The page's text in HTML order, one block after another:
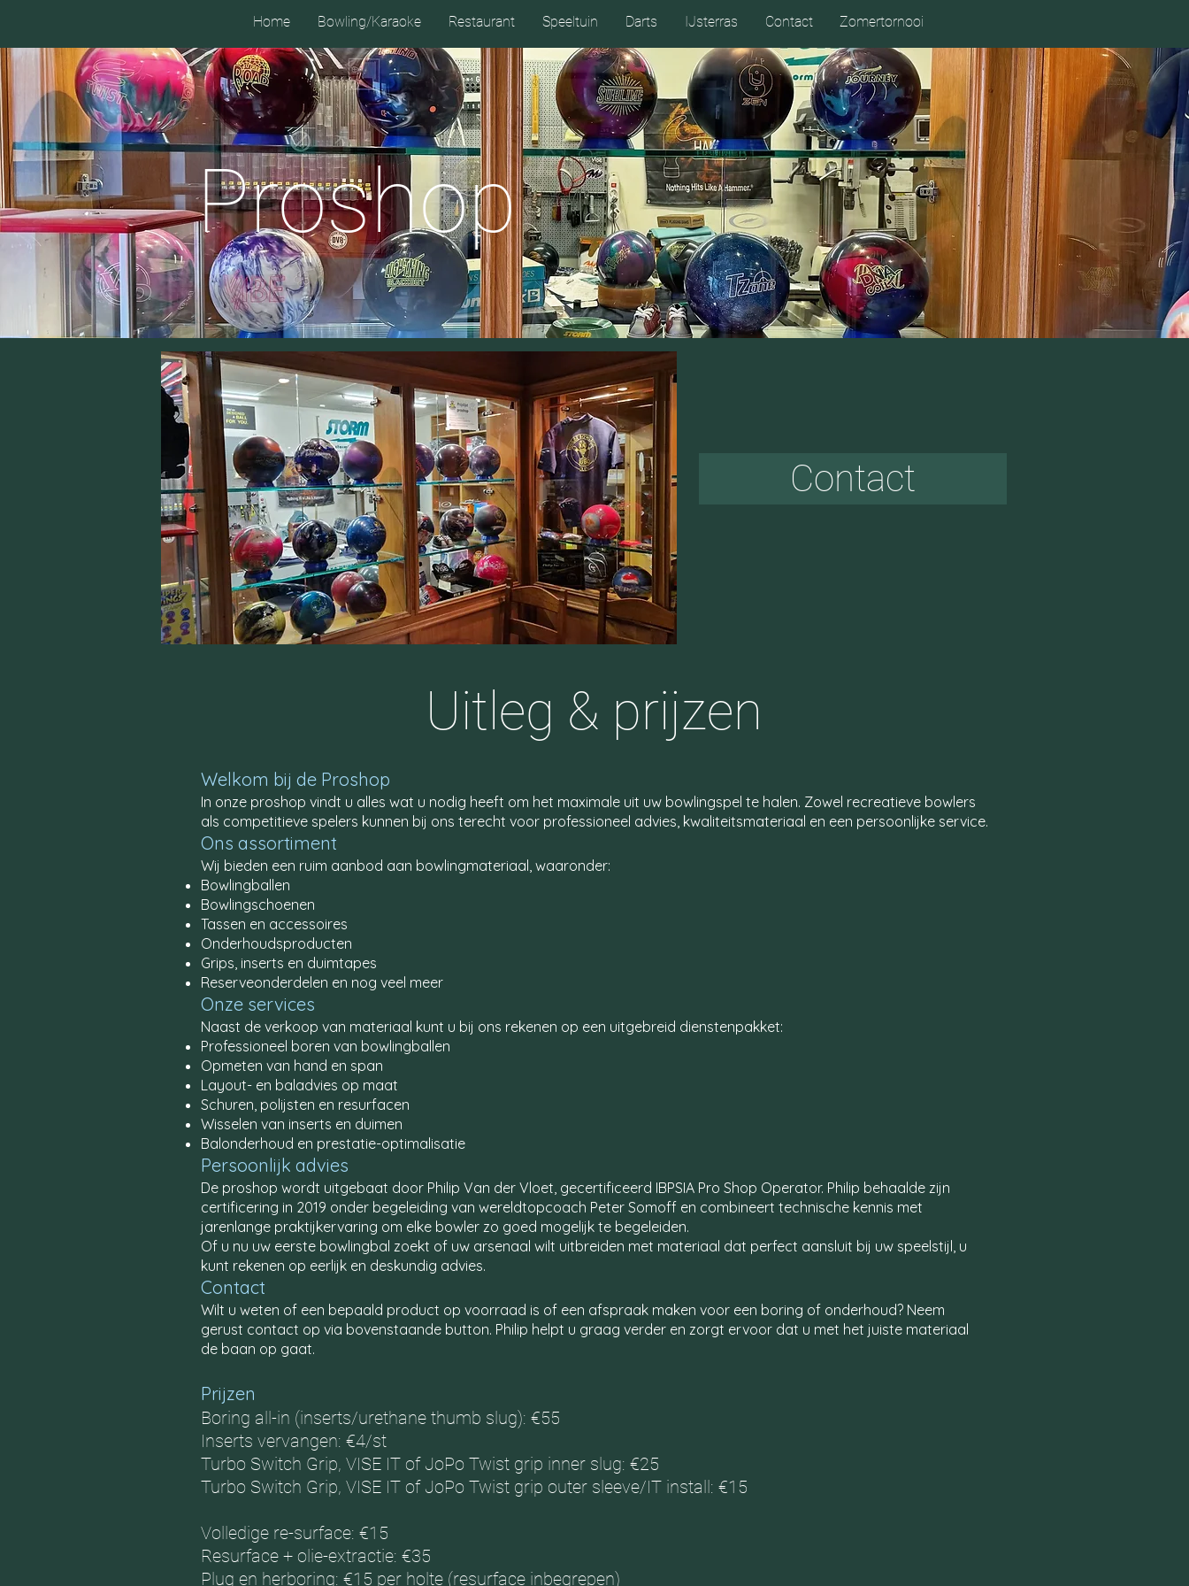
Home Bowling/Karaoke Restaurant Speeltuin Darts IJsterras Contact Zomertornooi
Proshop
Contact
Uitleg & prijzen
Welkom bij de Proshop
In onze proshop vindt u alles wat u nodig heeft om het maximale uit uw bowlingspel te halen. Zowel recreatieve bowlers
als competitieve spelers kunnen bij ons terecht voor professioneel advies, kwaliteitsmateriaal en een persoonlijke service.
Ons assortiment
Wij bieden een ruim aanbod aan bowlingmateriaal, waaronder:
Bowlingballen
Bowlingschoenen
Tassen en accessoires
Onderhoudsproducten
Grips, inserts en duimtapes
Reserveonderdelen en nog veel meer
Onze services
Naast de verkoop van materiaal kunt u bij ons rekenen op een uitgebreid dienstenpakket:
Professioneel boren van bowlingballen
Opmeten van hand en span
Layout- en baladvies op maat
Schuren, polijsten en resurfacen
Wisselen van inserts en duimen
Balonderhoud en prestatie-optimalisatie
Persoonlijk advies
De proshop wordt uitgebaat door Philip Van der Vloet, gecertificeerd IBPSIA Pro Shop Operator. Philip behaalde zijn
certificering in 2019 onder begeleiding van wereldtopcoach Peter Somoff en combineert technische kennis met
jarenlange praktijkervaring om elke bowler zo goed mogelijk te begeleiden.
Of u nu uw eerste bowlingbal zoekt of uw arsenaal wilt uitbreiden met materiaal dat perfect aansluit bij uw speelstijl, u
kunt rekenen op eerlijk en deskundig advies.
Contact
Wilt u weten of een bepaald product op voorraad is of een afspraak maken voor een boring of onderhoud? Neem
gerust contact op via bovenstaande button. Philip helpt u graag verder en zorgt ervoor dat u met het juiste materiaal
de baan op gaat.
Prijzen
Boring all-in (inserts/urethane thumb slug): €55
Inserts vervangen: €4/st
Turbo Switch Grip, VISE IT of JoPo Twist grip inner slug: €25
Turbo Switch Grip, VISE IT of JoPo Twist grip outer sleeve/IT install: €15
Volledige re-surface: €15
Resurface + olie-extractie: €35
Plug en herboring: €15 per holte (resurface inbegrepen)